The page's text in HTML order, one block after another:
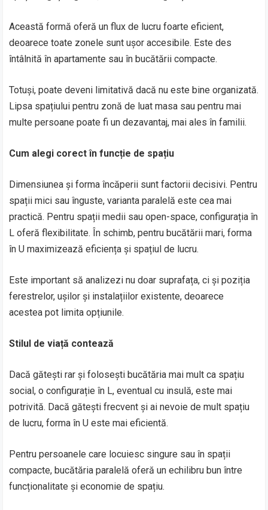
Această formă oferă un flux de lucru foarte eficient,
deoarece toate zonele sunt ușor accesibile. Este des
întâlnită în apartamente sau în bucătării compacte.
Totuși, poate deveni limitativă dacă nu este bine organizată.
Lipsa spațiului pentru zonă de luat masa sau pentru mai
multe persoane poate fi un dezavantaj, mai ales în familii.
Cum alegi corect în funcție de spațiu
Dimensiunea și forma încăperii sunt factorii decisivi. Pentru
spații mici sau înguste, varianta paralelă este cea mai
practică. Pentru spații medii sau open-space, configurația în
L oferă flexibilitate. În schimb, pentru bucătării mari, forma
în U maximizează eficiența și spațiul de lucru.
Este important să analizezi nu doar suprafața, ci și poziția
ferestrelor, ușilor și instalațiilor existente, deoarece
acestea pot limita opțiunile.
Stilul de viață contează
Dacă gătești rar și folosești bucătăria mai mult ca spațiu
social, o configurație în L, eventual cu insulă, este mai
potrivită. Dacă gătești frecvent și ai nevoie de mult spațiu
de lucru, forma în U este mai eficientă.
Pentru persoanele care locuiesc singure sau în spații
compacte, bucătăria paralelă oferă un echilibru bun între
funcționalitate și economie de spațiu.